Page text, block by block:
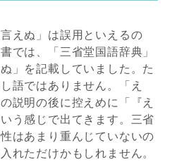
えぬ」は誤用といえるの
では、「三省堂国語辞典」
」を記載していました。た
語ではありません。「え
説明の後に控えめに「『え
う感じで出てきます。三省
はあまり重んじていないの
れただけかもしれません。